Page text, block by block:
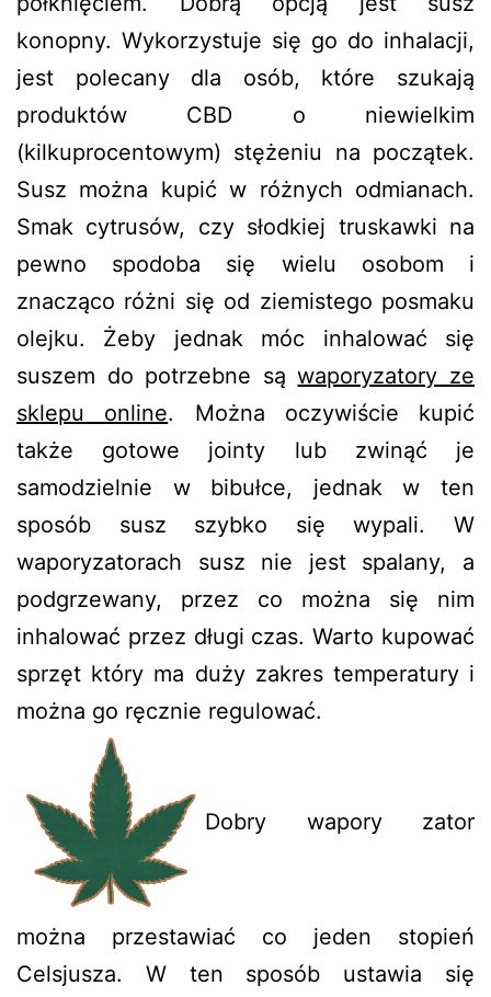
konopny. Wykorzystuje się go do inhalacji,
jest polecany dla osób, które szukają
produktów CBD o niewielkim
(kilkuprocentowym) stężeniu na początek.
Susz można kupić w różnych odmianach.
Smak cytrusów, czy słodkiej truskawki na
pewno spodoba się wielu osobom i
znacząco różni się od ziemistego posmaku
olejku. Żeby jednak móc inhalować się
suszem do potrzebne sąwaporyzatory ze
sklepu online. Można oczywiście kupić
także gotowe jointy lub zwinąć je
samodzielnie w bibułce, jednak w ten
sposób susz szybko się wypali. W
waporyzatorach susz nie jest spalany, a
podgrzewany, przez co można się nim
inhalować przez długi czas. Warto kupować
sprzęt który ma duży zakres temperatury i
można go ręcznie regulować.
Dobry wapory zator
można przestawiać co jeden stopień
Celsjusza. W ten sposób ustawia się